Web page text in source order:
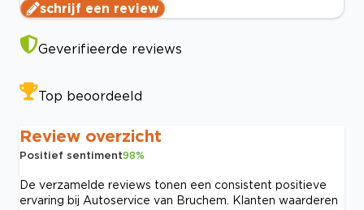
schrijf een review
Geverifieerde reviews
Top beoordeeld
Review overzicht
Positief sentiment98%
De verzamelde reviews tonen een consistent positieve
ervaring bij Autoservice van Bruchem. Klanten waarderen